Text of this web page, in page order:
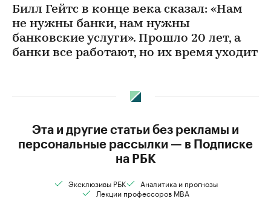
Билл Гейтс в конце века сказал: «Нам
не нужны банки, нам нужны
банковские услуги». Прошло 20 лет, а
банки все работают, но их время уходит
Эта и другие статьи без рекламы и
персональные рассылки — в Подписке
на РБК
Эксклюзивы РБК
Аналитика и прогнозы
Лекции профессоров MBA